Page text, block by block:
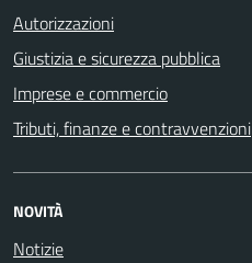
Autorizzazioni
Giustizia e sicurezza pubblica
Imprese e commercio
Tributi, finanze e contravvenzioni
NOVITÀ
Notizie